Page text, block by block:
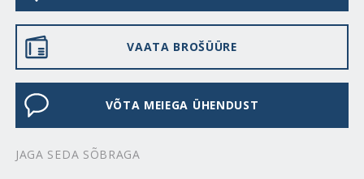
VAATA BROŠÜÜRE
VÕTA MEIEGA ÜHENDUST
JAGA SEDA SÕBRAGA